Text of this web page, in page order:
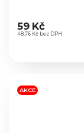
hodnocení
produktu
hvězdiček.
48,76 Kč bez DPH
59 Kč
AKCE